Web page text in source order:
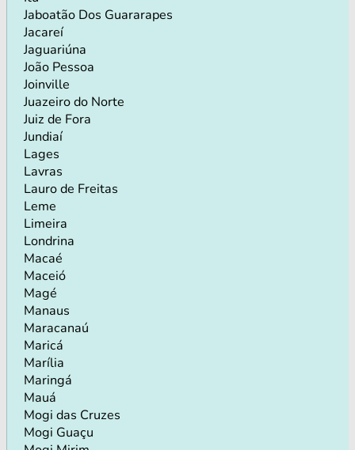
Jaboatão Dos Guararapes
Jacareí
Jaguariúna
João Pessoa
Joinville
Juazeiro do Norte
Juiz de Fora
Jundiaí
Lages
Lavras
Lauro de Freitas
Leme
Limeira
Londrina
Macaé
Maceió
Magé
Manaus
Maracanaú
Maricá
Marília
Maringá
Mauá
Mogi das Cruzes
Mogi Guaçu